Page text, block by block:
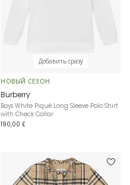
Добавить сразу
НОВЫЙ СЕЗОН
Burberry
Boys White Piqué Long Sleeve Polo Shirt
with Check Collar
190,00 £